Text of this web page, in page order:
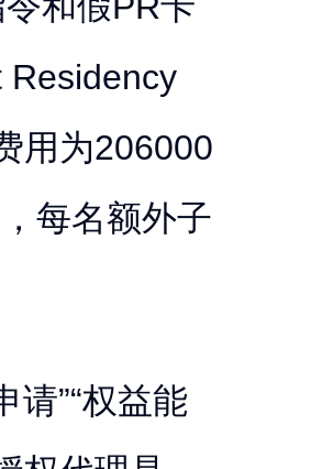
Residency
用为206000
每名额外子
请”“权益能